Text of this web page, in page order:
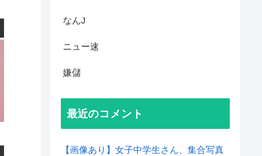
なんJ
ニュー速
嫌儲
最近のコメント
【画像あり】女子中学生さん、集合写真